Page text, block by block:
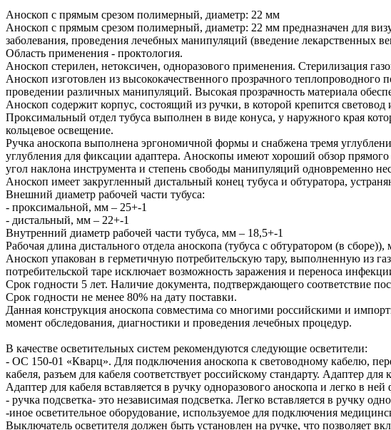
Аноскоп с прямым срезом полимерный, диаметр: 22 мм
Аноскоп с прямым срезом полимерный, диаметр: 22 мм предназначен для
заболевания, проведения лечебных манипуляций (введение лекарственных
Область применения - проктология.
Аноскоп стерилен, нетоксичен, одноразового применения. Стерилизация
Аноскоп изготовлен из высококачественного прозрачного
проведении различных манипуляций. Высокая прозрачность материала
Аноскоп содержит корпус, состоящий из ручки, в которой крепится световод
Проксимальный отдел тубуса выполнен в виде конуса, у наружного края
кольцевое освещение.
Ручка аноскопа выполнена эргономичной формы и снабжена тремя
углубления для фиксации адаптера. Аноскопы имеют хороший обзор прямого
угол наклона инструмента и степень свободы манипуляций одновременно
Аноскоп имеет закругленный дистальный конец тубуса и обтуратора,
Внешний диаметр рабочей части тубуса:
- проксимальной, мм – 25+-1
- дистальный, мм – 22+-1
Внутренний диаметр рабочей части тубуса, мм – 18,5+-1
Рабочая длина дистального отдела аноскопа (тубуса с обтуратором (в
Аноскоп упакован в герметичную потребительскую тару, выполненную из
потребительской таре исключает возможность заражения и переноса
Срок годности 5 лет. Наличие документа, подтверждающего соответствие
Срок годности не менее 80% на дату поставки.
Данная конструкция аноскопа совместима со многими российскими и
момент обследования, диагностики и проведения лечебных процедур.
В качестве осветительных систем рекомендуются следующие осветители:
- ОС 150-01 «Кварц». Для подключения аноскопа к световодному кабелю,
кабеля, разъем для кабеля соответствует российскому стандарту. Адаптер
Адаптер для кабеля вставляется в ручку одноразового аноскопа и легко в ней
- ручка подсветка- это независимая подсветка. Легко вставляется в ручку
-иное осветительное оборудование, используемое для подключения
Выключатель осветителя должен быть установлен на ручке, что позволяет